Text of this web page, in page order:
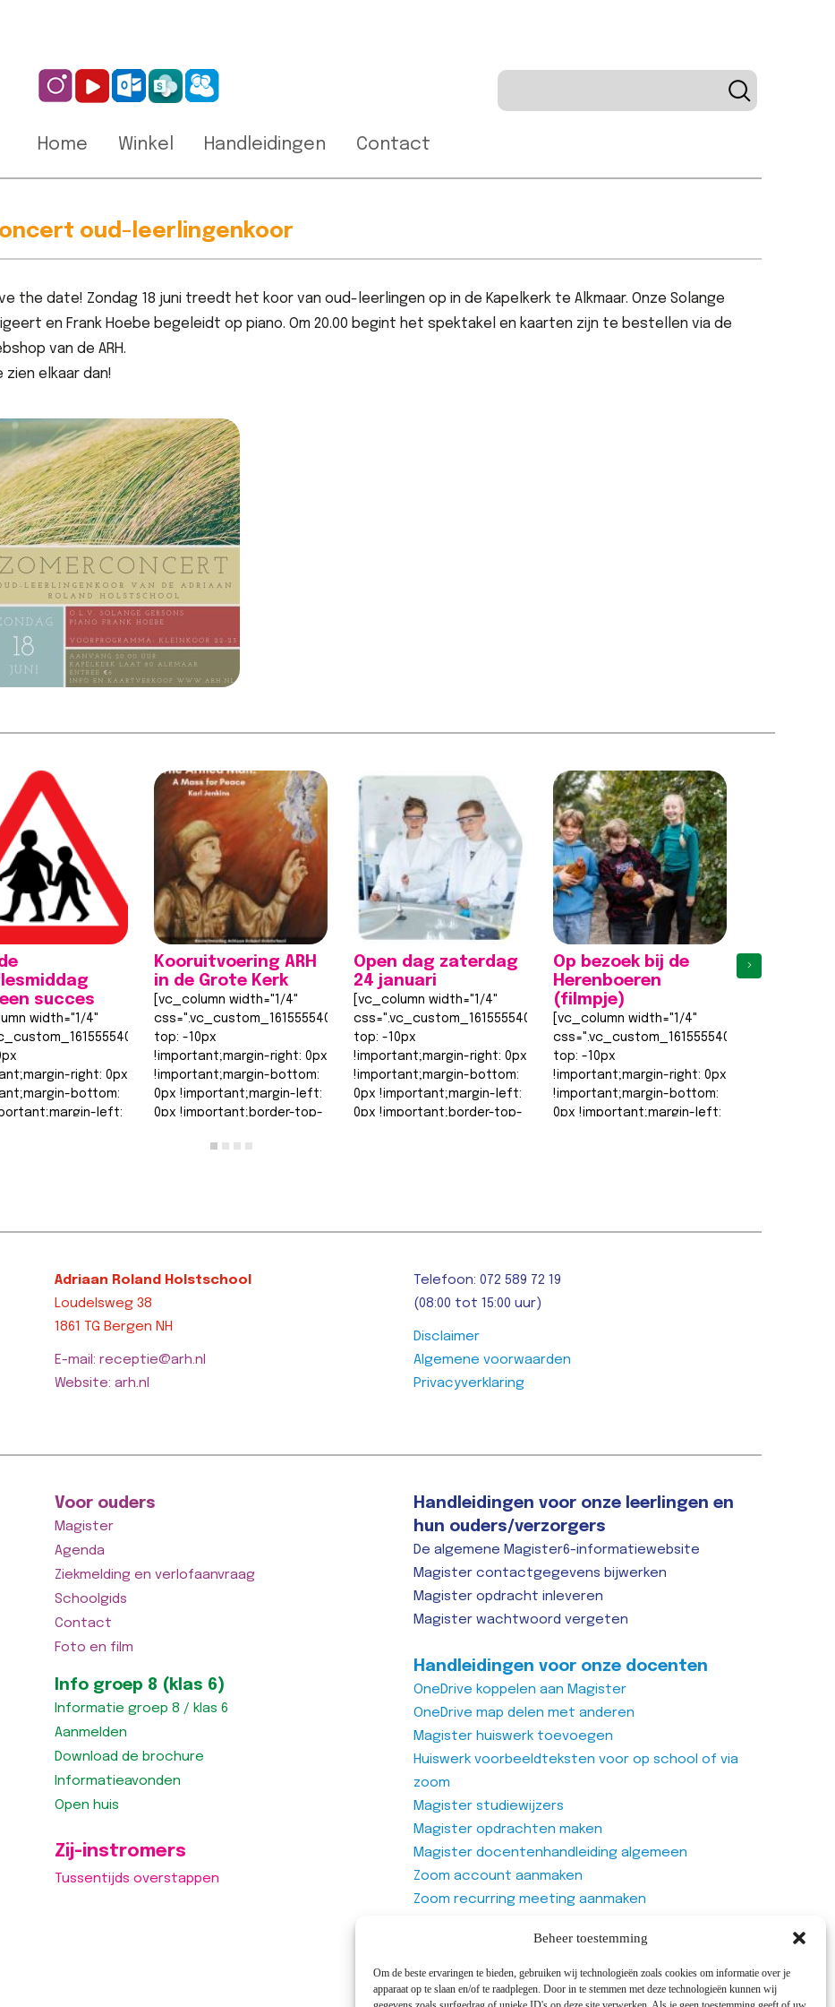
Beheer toestemming
Om de beste ervaringen te bieden, gebruiken wij technologieën zoals cookies om informatie over je
apparaat op te slaan en/of te raadplegen. Door in te stemmen met deze technologieën kunnen wij
Home Winkel Handleidingen Contact
oud-leerlingenkoor
the date! Zondag 18 juni treedt het koor van oud-leerlingen op in de Kapelkerk te Alkmaar. Onze Solange
en Frank Hoebe begeleidt op piano. Om 20.00 begint het spektakel en kaarten zijn te bestellen via de
van de ARH.
zien elkaar dan!
succes
width="1/4"
right: 0px
bottom:
left:
Kooruitvoering ARH
in de Grote Kerk
[vc_column width="1/4"
css=".vc_custom_1615555402682{margin-
top: -10px
!important;margin-right: 0px
!important;margin-bottom:
0px !important;margin-left:
0px !important;border-top-
!important;border-right-
Open dag zaterdag
24 januari
[vc_column width="1/4"
css=".vc_custom_1615555402682{margin-
top: -10px
!important;margin-right: 0px
!important;margin-bottom:
0px !important;margin-left:
0px !important;border-top-
Op bezoek bij de
Herenboeren
(filmpje)
[vc_column width="1/4"
css=".vc_custom_1615555402682{margin-
top: -10px
!important;margin-right: 0px
!important;margin-bottom:
0px !important;margin-left:
›
Adriaan Roland Holstschool
Loudelsweg 38
1861 TG Bergen NH
E-mail: receptie@arh.nl
Website: arh.nl
Telefoon: 072 589 72 19
(08:00 tot 15:00 uur)
Disclaimer
Algemene voorwaarden
Privacyverklaring
Voor ouders
Magister
Agenda
Ziekmelding en verlofaanvraag
Schoolgids
Contact
Foto en film
Info groep 8 (klas 6)
Informatie groep 8 / klas 6
Aanmelden
Download de brochure
Informatieavonden
Open huis
Zij-instromers
Tussentijds overstappen
Handleidingen voor onze leerlingen en
hun ouders/verzorgers
De algemene Magister6-informatiewebsite
Magister contactgegevens bijwerken
Magister opdracht inleveren
Magister wachtwoord vergeten
Handleidingen voor onze docenten
OneDrive koppelen aan Magister
OneDrive map delen met anderen
Magister huiswerk toevoegen
Huiswerk voorbeeldteksten voor op school of via
zoom
Magister studiewijzers
Magister opdrachten maken
Magister docentenhandleiding algemeen
Zoom account aanmaken
Zoom recurring meeting aanmaken
Vragenlijst van Office365 Forms gebruiken